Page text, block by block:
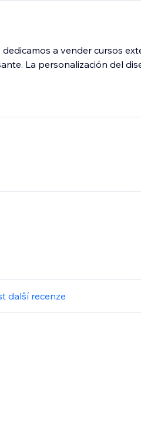
a vender cursos
La personalización del
další recenze